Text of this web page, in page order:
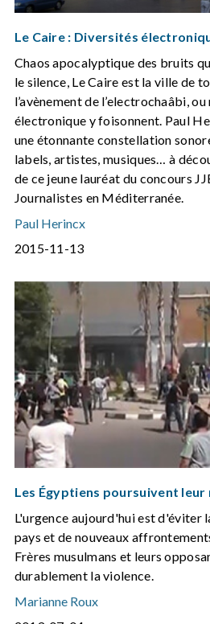
Le Caire : Diversités
Chaos apocalyptique des bruits
le silence, Le Caire est la ville de
l’avènement de l’electrochaâbi,
électronique y foisonnent. Paul
une étonnante constellation
labels, artistes, musiques… à
de ce jeune lauréat du concours
Journalistes en Méditerranée.
Paul Herincx
2015-11-13
Les Égyptiens poursuivent
L'urgence aujourd'hui est d'éviter
pays et de nouveaux
Frères musulmans et leurs
durablement la violence.
Marianne Roux